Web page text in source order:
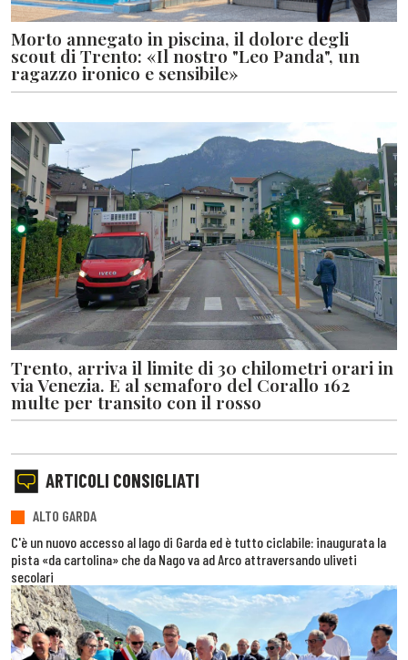
Morto annegato in piscina, il dolore degli
scout di Trento: «Il nostro "Leo Panda", un
ragazzo ironico e sensibile»
Trento, arriva il limite di 30 chilometri orari in
via Venezia. E al semaforo del Corallo 162
multe per transito con il rosso
ARTICOLI CONSIGLIATI
ALTO GARDA
C'è un nuovo accesso al lago di Garda ed è tutto ciclabile: inaugurata la
pista «da cartolina» che da Nago va ad Arco attraversando uliveti
secolari